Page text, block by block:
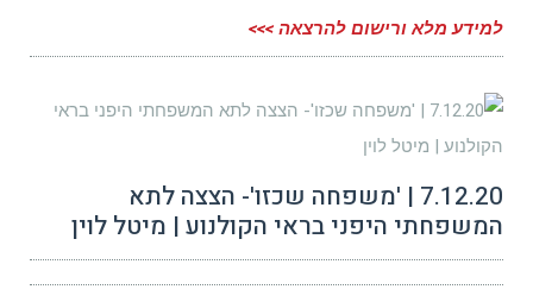
למידע מלא ורישום להרצאה >>>
7.12.20 | 'משפחה שכזו'- הצצה לתא
המשפחתי היפני בראי הקולנוע | מיטל לוין